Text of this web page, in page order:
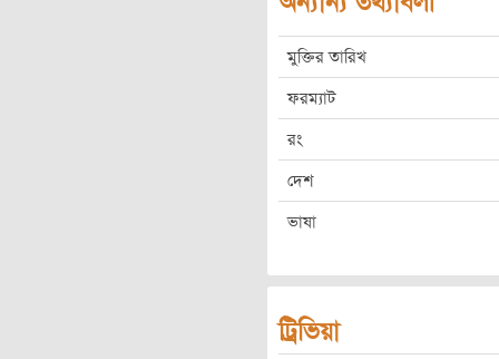
মুক্তির তারিখ
ফরম্যাট
রং
দেশ
ভাষা
ট্রিভিয়া